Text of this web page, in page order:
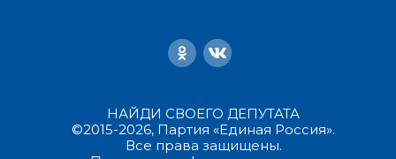
НАЙДИ СВОЕГО ДЕПУТАТА
©2015-2026, Партия «Единая Россия».
Все права защищены.